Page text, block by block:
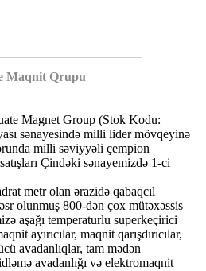
Maqnit Qrupu
Magnet Group (Stok Kodu:
sənayesində milli lider mövqeyinə
milli səviyyəli çempion
Çindəki sənayemizdə 1-ci
metr olan ərazidə qabaqcıl
olunmuş 800-dən çox mütəxəssis
aşağı temperaturlu superkeçirici
ayırıcılar, maqnit qarışdırıcılar,
avadanlıqlar, tam mədən
avadanlığı və elektromaqnit